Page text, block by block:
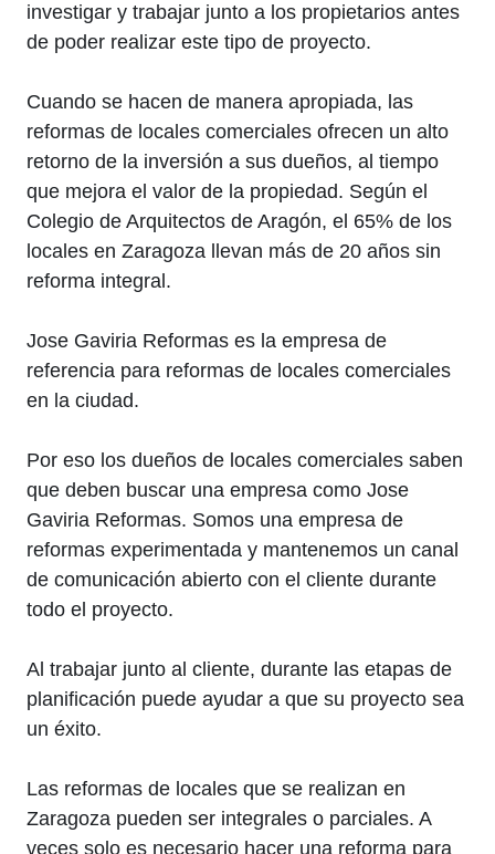
investigar y trabajar junto a los propietarios antes
de poder realizar este tipo de proyecto.
Cuando se hacen de manera apropiada, las
reformas de locales comerciales ofrecen un alto
retorno de la inversión a sus dueños, al tiempo
que mejora el valor de la propiedad. Según el
Colegio de Arquitectos de Aragón, el 65% de los
locales en Zaragoza llevan más de 20 años sin
reforma integral.
Jose Gaviria Reformas es la empresa de
referencia para reformas de locales comerciales
en la ciudad.
Por eso los dueños de locales comerciales saben
que deben buscar una empresa como Jose
Gaviria Reformas. Somos una empresa de
reformas experimentada y mantenemos un canal
de comunicación abierto con el cliente durante
todo el proyecto.
Al trabajar junto al cliente, durante las etapas de
planificación puede ayudar a que su proyecto sea
un éxito.
Las reformas de locales que se realizan en
Zaragoza pueden ser integrales o parciales. A
veces solo es necesario hacer una reforma para